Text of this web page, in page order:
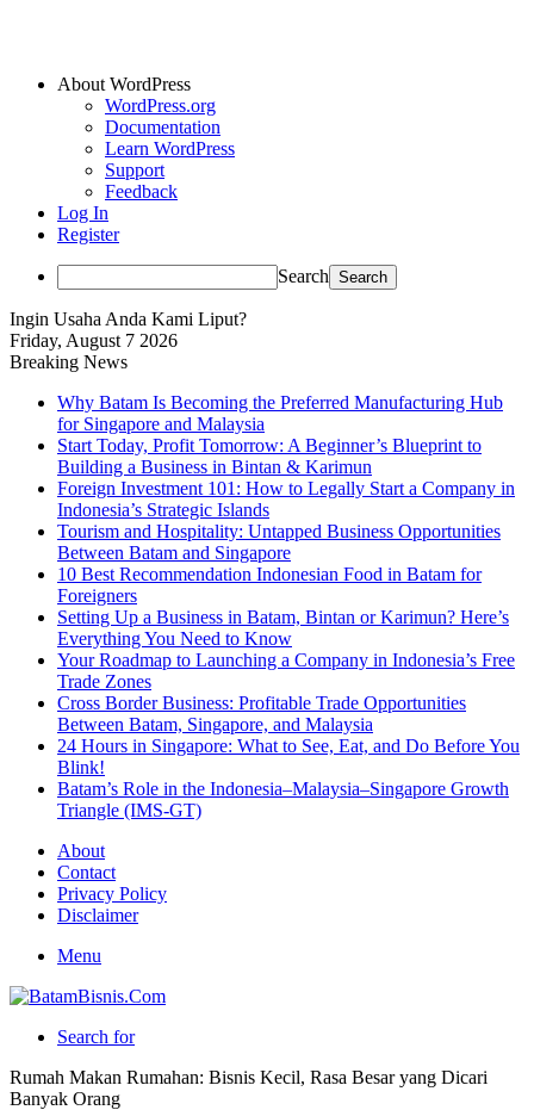
About WordPress
WordPress.org
Documentation
Learn WordPress
Support
Feedback
Log In
Register
Search
Ingin Usaha Anda Kami Liput?
Friday, August 7 2026
Breaking News
Why Batam Is Becoming the Preferred Manufacturing Hub
for Singapore and Malaysia
Start Today, Profit Tomorrow: A Beginner’s Blueprint to
Building a Business in Bintan & Karimun
Foreign Investment 101: How to Legally Start a Company in
Indonesia’s Strategic Islands
Tourism and Hospitality: Untapped Business Opportunities
Between Batam and Singapore
10 Best Recommendation Indonesian Food in Batam for
Foreigners
Setting Up a Business in Batam, Bintan or Karimun? Here’s
Everything You Need to Know
Your Roadmap to Launching a Company in Indonesia’s Free
Trade Zones
Cross Border Business: Profitable Trade Opportunities
Between Batam, Singapore, and Malaysia
24 Hours in Singapore: What to See, Eat, and Do Before You
Blink!
Batam’s Role in the Indonesia–Malaysia–Singapore Growth
Triangle (IMS-GT)
About
Contact
Privacy Policy
Disclaimer
Menu
Search for
Rumah Makan Rumahan: Bisnis Kecil, Rasa Besar yang Dicari
Banyak Orang